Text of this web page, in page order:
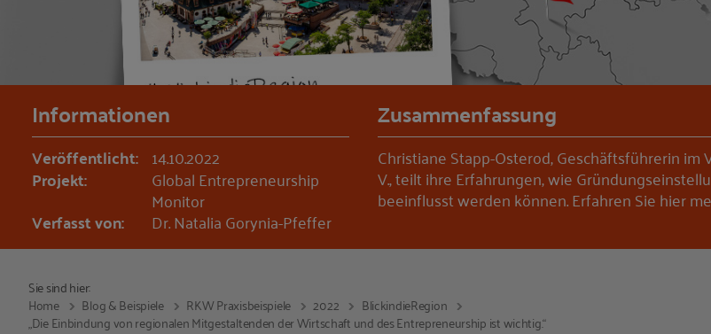
Informationen
Veröffentlicht: 14.10.2022
Projekt: Global Entrepreneurship
Monitor
Verfasst von: Dr. Natalia Gorynia-Pfeffer
Zusammenfassung
Christiane Stapp-Osterod, Geschäftsführerin im
V., teilt ihre Erfahrungen, wie
beeinflusst werden können. Erfahren Sie hier
Sie sind hier:
Home
Blog & Beispiele RKW Praxisbeispiele 2022
BlickindieRegion
„Die Einbindung von regionalen Mitgestaltenden der Wirtschaft und des Entrepreneurship ist wichtig.“